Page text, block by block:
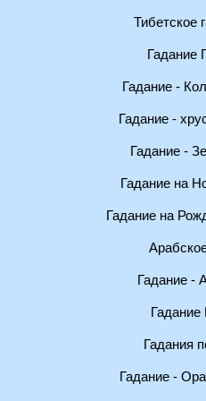
Тибетское
Гадание
Гадание -
Гадание -
Гадание -
Гадание на
Гадание на
Гадание -
Гадания
Гадание -